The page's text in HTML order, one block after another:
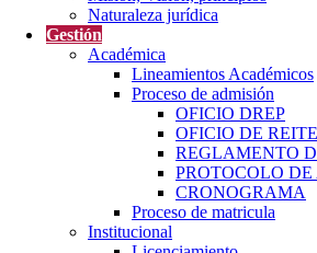
YUNGUYO
Naturaleza jurídica
Gestión
Académica
Lineamientos Académicos
Proceso de admisión
OFICIO DREP
OFICIO DE
REGLAMENTO
PROTOCOLO
CRONOGRAMA
Proceso de matricula
Institucional